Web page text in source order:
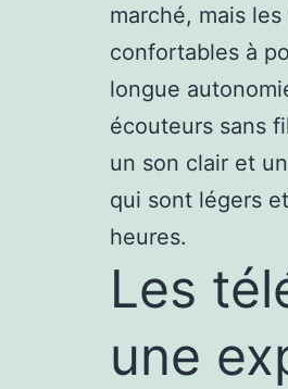
marché, mais
confortables à
longue
écouteurs sans
un son clair et
qui sont légers
heures.
Les
une